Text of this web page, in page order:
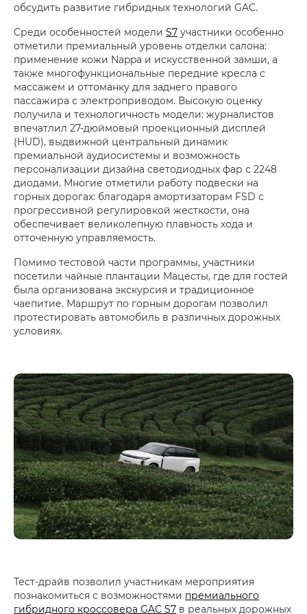
обсудить развитие гибридных технологий GAC.
Среди особенностей модели S7 участники особенно
отметили премиальный уровень отделки салона:
применение кожи Nappa и искусственной замши, а
также многофункциональные передние кресла с
массажем и оттоманку для заднего правого
пассажира с электроприводом. Высокую оценку
получила и технологичность модели: журналистов
впечатлил 27-дюймовый проекционный дисплей
(HUD), выдвижной центральный динамик
премиальной аудиосистемы и возможность
персонализации дизайна светодиодных фар с 2248
диодами. Многие отметили работу подвески на
горных дорогах: благодаря амортизаторам FSD с
прогрессивной регулировкой жесткости, она
обеспечивает великолепную плавность хода и
отточенную управляемость.
Помимо тестовой части программы, участники
посетили чайные плантации Мацесты, где для гостей
была организована экскурсия и традиционное
чаепитие. Маршрут по горным дорогам позволил
протестировать автомобиль в различных дорожных
условиях.
Тест-драйв позволил участникам мероприятия
познакомиться с возможностями премиального
гибридного кроссовера GAC S7 в реальных дорожных